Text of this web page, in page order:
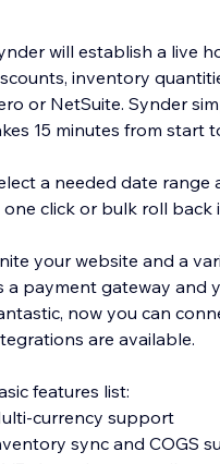
will establish a live
inventory
or NetSuite. Synder
15 minutes from start
a needed date range
one click or bulk roll back
your website and a
a payment gateway and
now you can
are available.
features list:
currency support
sync and COGS